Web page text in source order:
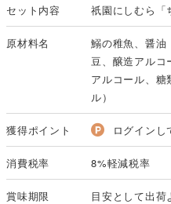
セット内容 祇園にしむら「
原材料名
鰯の稚魚、醤油
豆、醸造アルコ
アルコール、糖
ル）
獲得ポイント ログインし
消費税率 8%軽減税率
賞味期限 目安として出荷